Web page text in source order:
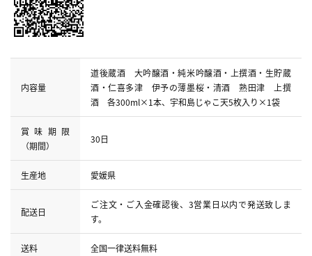
内容量
道後蔵酒 大吟醸酒・純米吟醸酒・上撰酒・生貯蔵
酒・仁喜多津 伊予の薄墨桜・清酒 熟田津 上撰
酒 各300ml×1本、宇和島じゃこ天5枚入り×1袋
賞味期限
（期間）
30日
生産地 愛媛県
配送日
ご注文・ご入金確認後、3営業日以内で発送致しま
す。
送料 全国一律送料無料